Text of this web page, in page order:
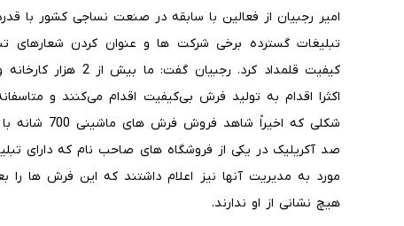
امیر رجبیان از فعالین با سابقه در صنعت نساجی کشور با
تبلیغات گسترده برخی شرکت ها و عنوان کردن شعارهای
کیفیت قلمداد کرد.
اکثرا اقدام به تولید فرش بی‌کیفیت اقدام می‌کنند و
صد آکریلیک در یکی از فروشگاه های صاحب نام که دارای
هیچ نشانی از او ندارند.